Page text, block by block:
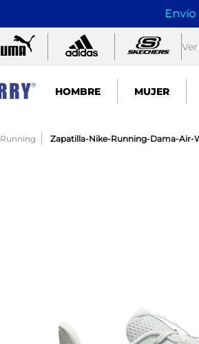
Envío
HOMBRE MUJER
Running Zapatilla-Nike-Running-Dama-Air-